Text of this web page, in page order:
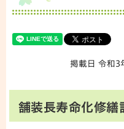
掲載日 令和3
舗装長寿命化修繕